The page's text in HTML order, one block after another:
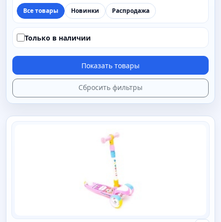
Все товары
Новинки Распродажа
Только в наличии
Показать товары
Сбросить фильтры
SAIMAA